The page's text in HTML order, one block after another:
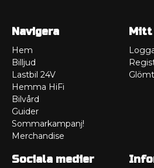
Navigera
Hem
Billjud
Lastbil 24V
Hemma HiFi
Bilvård
Guider
Sommarkampanj!
Merchandise
Mitt
Sociala medier